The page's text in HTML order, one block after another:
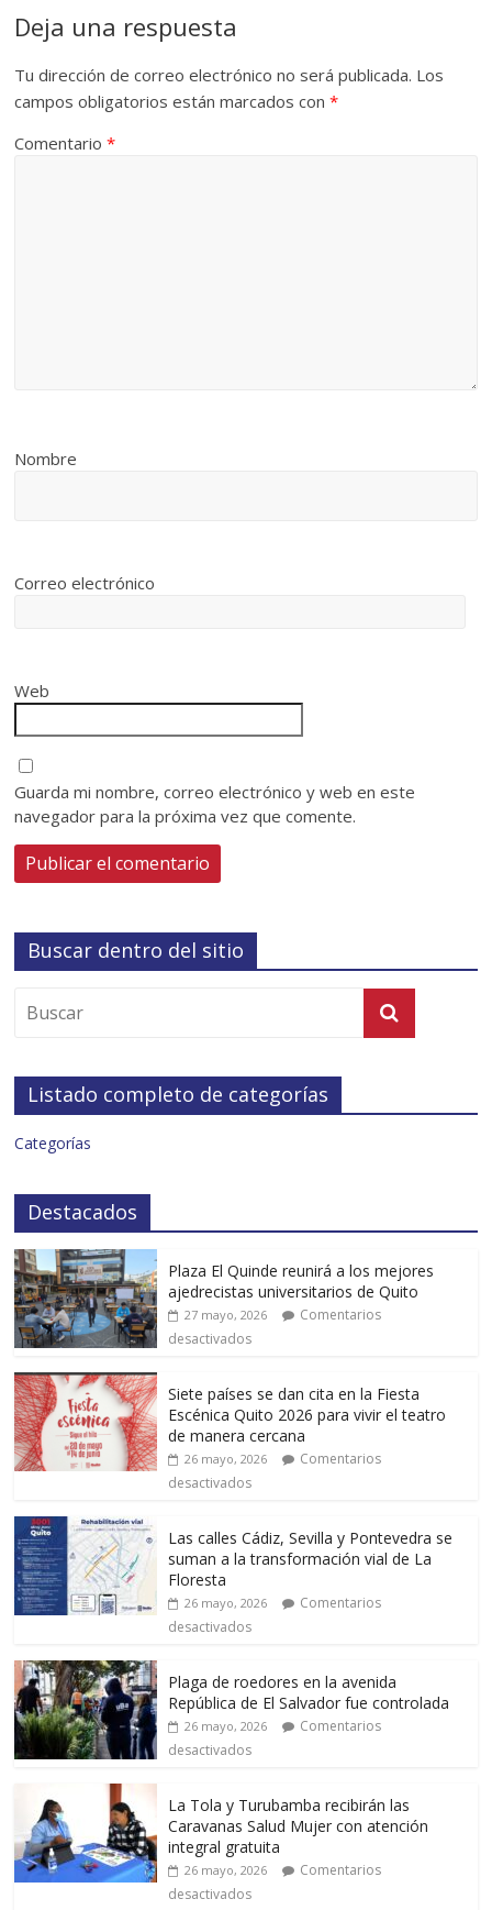
Deja una respuesta
Tu dirección de correo electrónico no será publicada. Los
campos obligatorios están marcados con*
Comentario*
Nombre
Correo electrónico
Web
Guarda mi nombre, correo electrónico y web en este
navegador para la próxima vez que comente.
Buscar dentro del sitio
Listado completo de categorías
Categorías
Destacados
Plaza El Quinde reunirá a los mejores
ajedrecistas universitarios de Quito
27 mayo, 2026
Comentarios
desactivados
Siete países se dan cita en la Fiesta
Escénica Quito 2026 para vivir el teatro
de manera cercana
26 mayo, 2026
Comentarios
desactivados
Las calles Cádiz, Sevilla y Pontevedra se
suman a la transformación vial de La
Floresta
26 mayo, 2026
Comentarios
desactivados
Plaga de roedores en la avenida
República de El Salvador fue controlada
26 mayo, 2026
Comentarios
desactivados
La Tola y Turubamba recibirán las
Caravanas Salud Mujer con atención
integral gratuita
26 mayo, 2026
Comentarios
desactivados